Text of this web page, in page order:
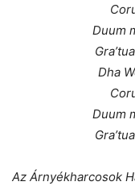
Duum
Dha
Duum
Az Árnyékharcosok